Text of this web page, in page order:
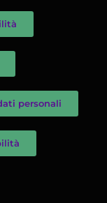
personali